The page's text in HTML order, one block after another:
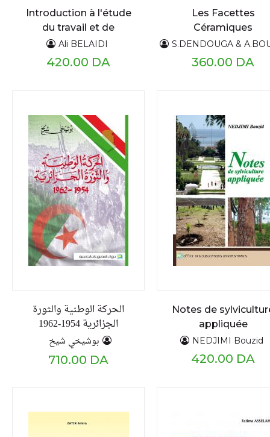
Introduction à l'étude
du travail et de
l'organisation
Ali BELAIDI
420.00 DA
Les Facettes
Céramiques
S.DENDOUGA & A.BOUKEMOUCHE &
360.00 DA
الحركة الوطنية والثورة
الجزائرية 1954-1962
بوشيخي شيخ
710.00 DA
Notes de
appliquée
NEDJIMI Bouzid
420.00 DA